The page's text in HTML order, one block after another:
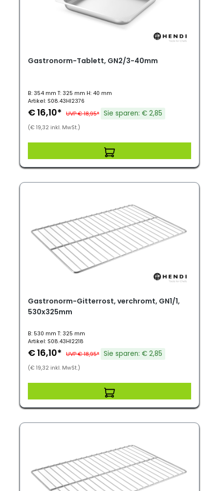
Gastronorm-Tablett, GN2/3-40mm
B: 354 mm T: 325 mm H: 40 mm
Artikel: S08.43HI2376
€ 16,10* UVP € 18,95* Sie sparen: € 2,85
(€ 19,32 inkl. MwSt.)
Gastronorm-Gitterrost, verchromt, GN1/1,
530x325mm
B: 530 mm T: 325 mm
Artikel: S08.43HI2218
€ 16,10* UVP € 18,95* Sie sparen: € 2,85
(€ 19,32 inkl. MwSt.)